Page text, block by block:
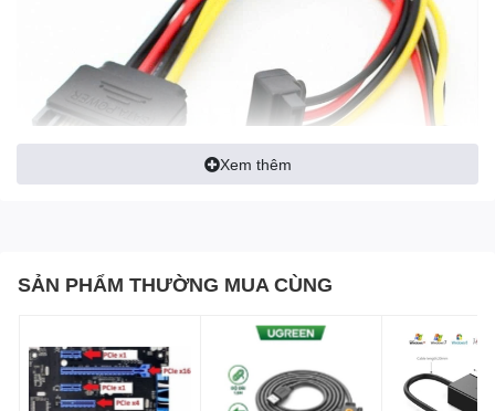
Xem thêm
SẢN PHẨM THƯỜNG MUA CÙNG